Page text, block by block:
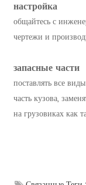
настройка
общайтесь с
чертежи и
запасные части
поставлять все
часть кузова,
на грузовиках как